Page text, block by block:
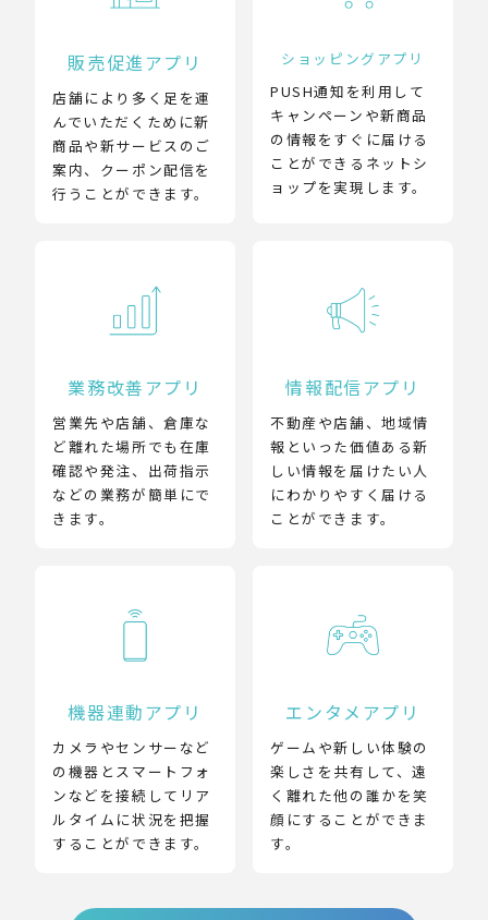
販売促進アプリ
店舗により多く足を運
んでいただくために新
商品や新サービスのご
案内、クーポン配信を
行うことができます。
ショッピングアプリ
PUSH通知を利用して
キャンペーンや新商品
の情報をすぐに届ける
ことができるネットシ
ョップを実現します。
業務改善アプリ
営業先や店舗、倉庫な
ど離れた場所でも在庫
確認や発注、出荷指示
などの業務が簡単にで
きます。
情報配信アプリ
不動産や店舗、地域情
報といった価値ある新
しい情報を届けたい人
にわかりやすく届ける
ことができます。
機器連動アプリ
カメラやセンサーなど
の機器とスマートフォ
ンなどを接続してリア
ルタイムに状況を把握
することができます。
エンタメアプリ
ゲームや新しい体験の
楽しさを共有して、遠
く離れた他の誰かを笑
顔にすることができま
す。